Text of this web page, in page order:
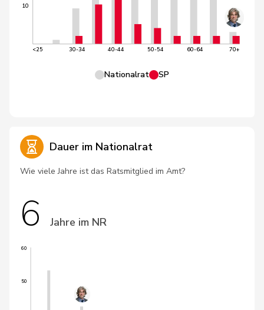
10
<25 30-34 40-44 50-54 60-64 70+
Nationalrat SP
Dauer im Nationalrat
Wie viele Jahre ist das Ratsmitglied im Amt?
6 Jahre im NR
50
60